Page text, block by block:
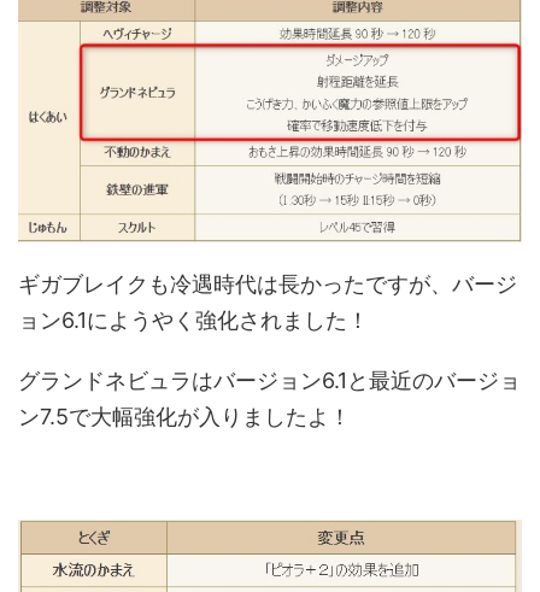
ギガブレイクも冷遇時代は長かったですが、バージ
ョン6.1にようやく強化されました！
グランドネビュラはバージョン6.1と最近のバージョ
ン7.5で大幅強化が入りましたよ！